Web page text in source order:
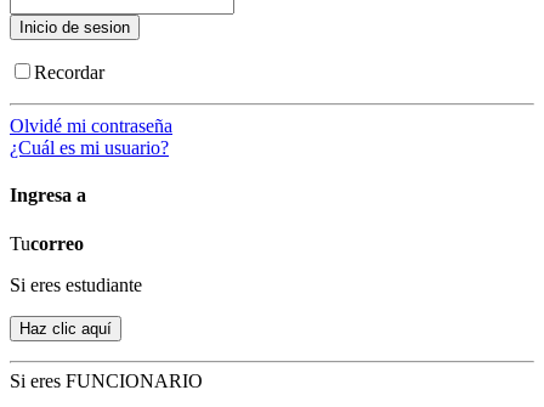
Recordar
Olvidé mi contraseña
¿Cuál es mi usuario?
Ingresa a
Tucorreo
Si eres estudiante
Si eres FUNCIONARIO